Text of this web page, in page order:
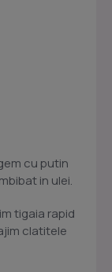
cu putin
in ulei.
tigaia rapid
clatitele